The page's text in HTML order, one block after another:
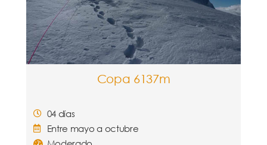
Copa 6137m
04 días
Entre mayo a octubre